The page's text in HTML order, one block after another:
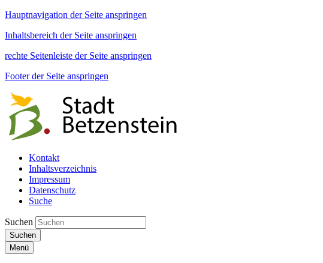
Hauptnavigation der Seite anspringen
Inhaltsbereich der Seite anspringen
rechte Seitenleiste der Seite anspringen
Footer der Seite anspringen
Kontakt
Inhaltsverzeichnis
Impressum
Datenschutz
Suche
Suchen
Suchen
Menü